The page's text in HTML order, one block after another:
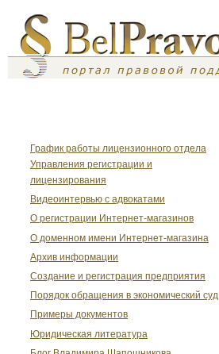
График работы лицензионного отдела
Управления регистрации и
лицензирования
Видеоинтервью с адвокатами
О регистрации Интернет-магазинов
О доменном имени Интернет-магазина
Архив информации
Создание и регистрация предприятия
Порядок обращения в экономический суд
Примеры документов
Юридическая литература